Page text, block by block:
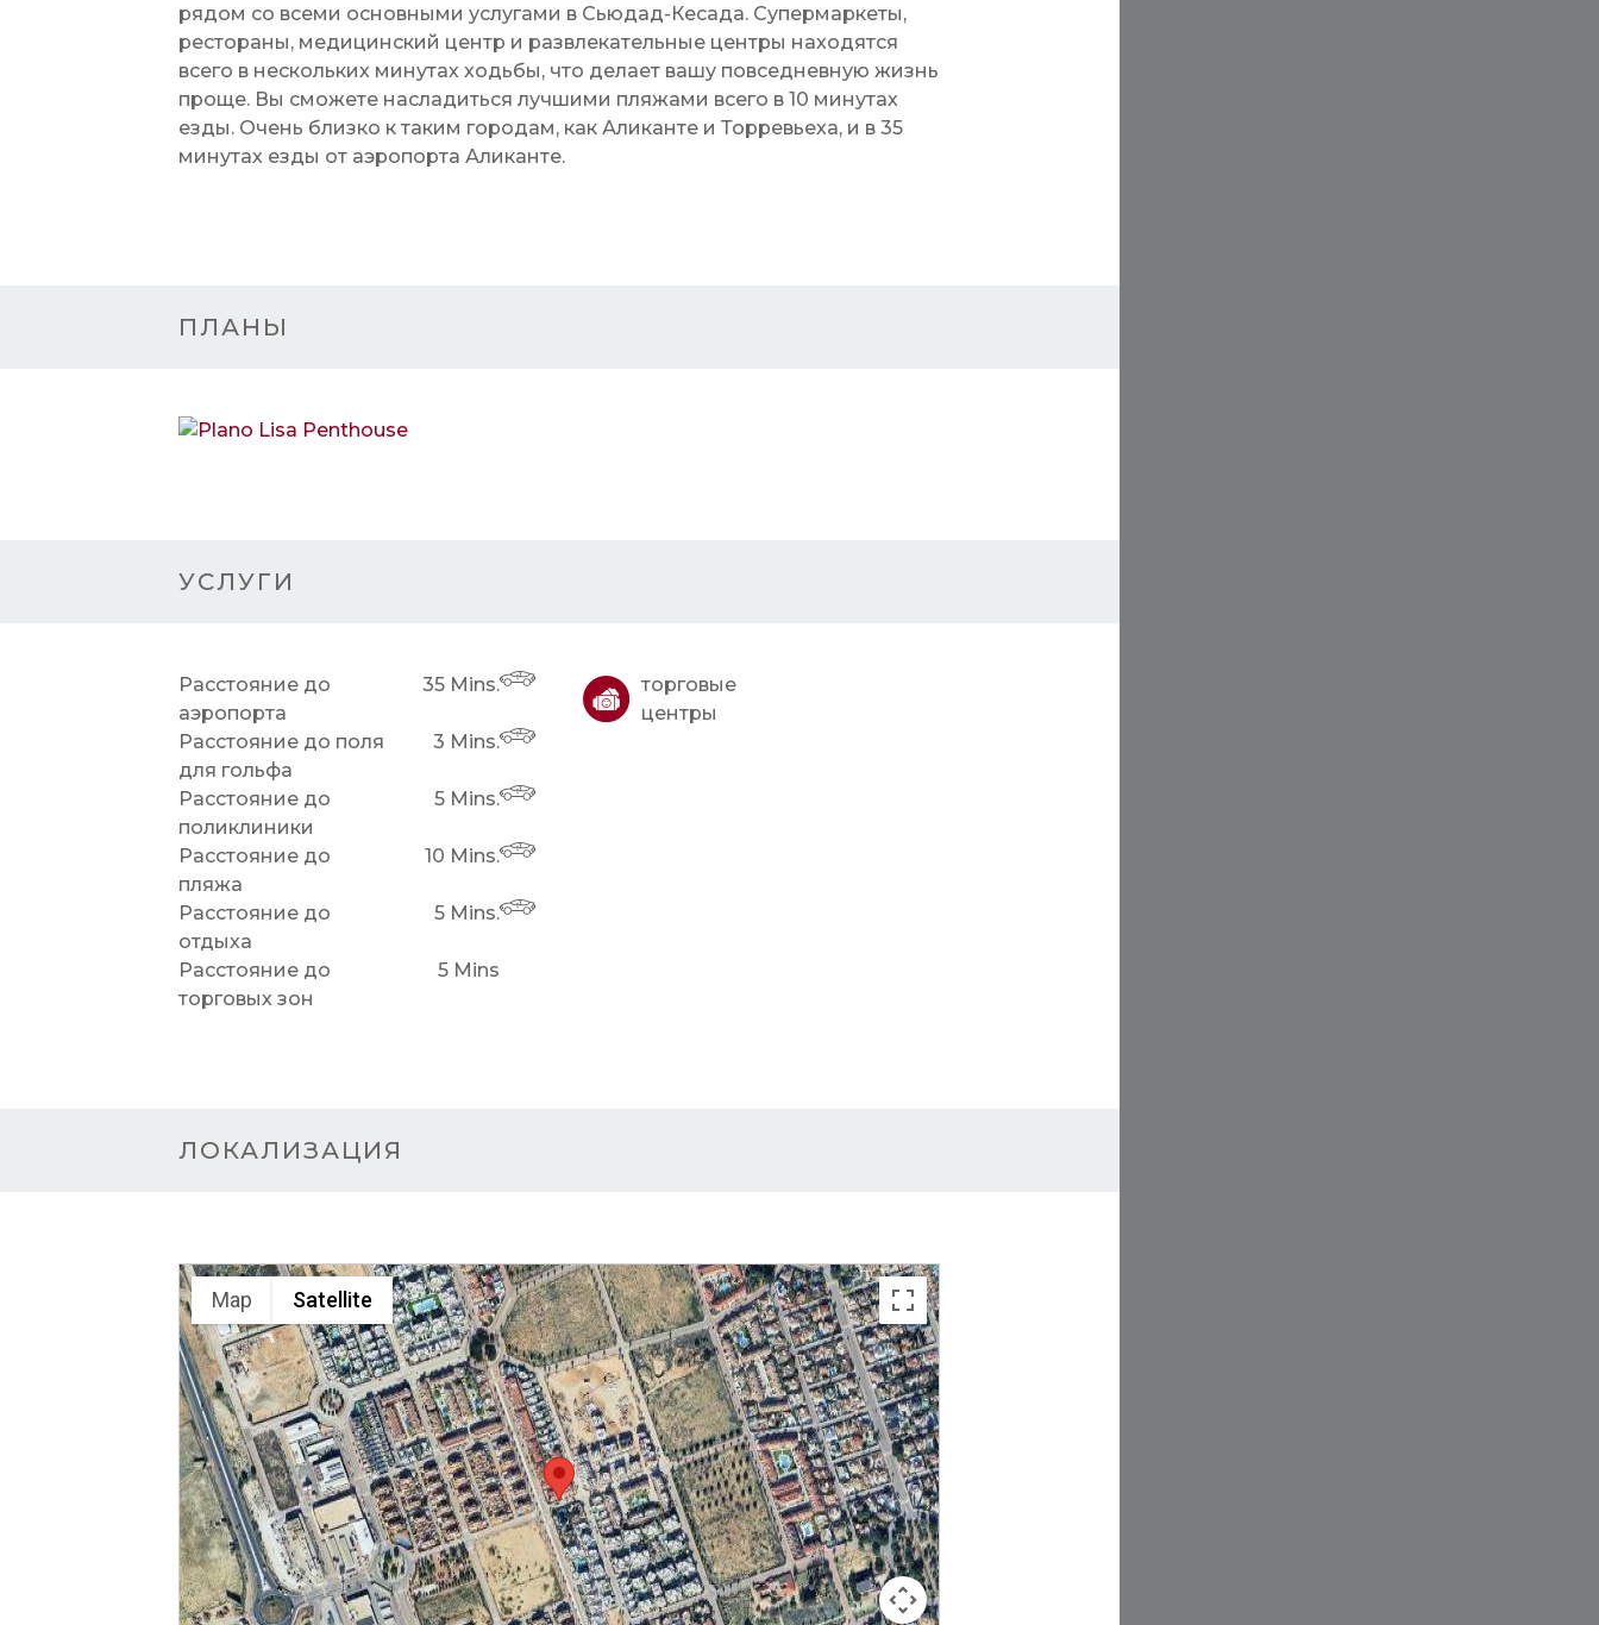
рядом со всеми основными услугами в Сьюдад-Кесада. Супермаркеты,
рестораны, медицинский центр и развлекательные центры находятся
всего в нескольких минутах ходьбы, что делает вашу повседневную жизнь
проще. Вы сможете насладиться лучшими пляжами всего в 10 минутах
езды. Очень близко к таким городам, как Аликанте и Торревьеха, и в 35
минутах езды от аэропорта Аликанте.
ПЛАНЫ
УСЛУГИ
Расстояние до
аэропорта
35 Mins.
Расстояние до поля
для гольфа
3 Mins.
Расстояние до
поликлиники
5 Mins.
Расстояние до
пляжа
10 Mins.
Расстояние до
отдыха
5 Mins.
Расстояние до
торговых зон
5 Mins
торговые
центры
ЛОКАЛИЗАЦИЯ
Map Satellite